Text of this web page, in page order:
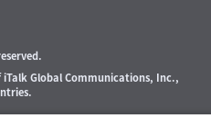
Global Communications, Inc.,